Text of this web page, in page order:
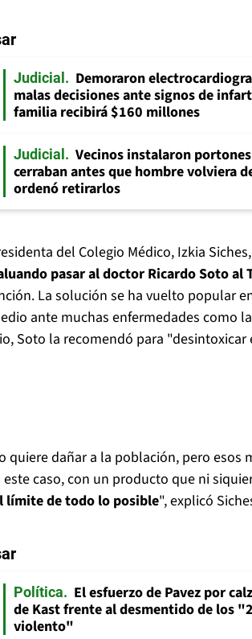
Judicial
Demoraron
malas decisiones ante signos de
familia recibirá $160 millones
Judicial
Vecinos instalaron
cerraban antes que hombre volviera
ordenó retirarlos
del Colegio Médico, Izkia
pasar al doctor Ricardo Soto al
La solución se ha vuelto popular
ante muchas enfermedades como
Soto la recomendó para "desintoxicar
quiere dañar a la población, pero esos
caso, con un producto que ni
límite de todo lo posible", explicó
Política
El esfuerzo de Pavez por
de Kast frente al desmentido de los
violento"